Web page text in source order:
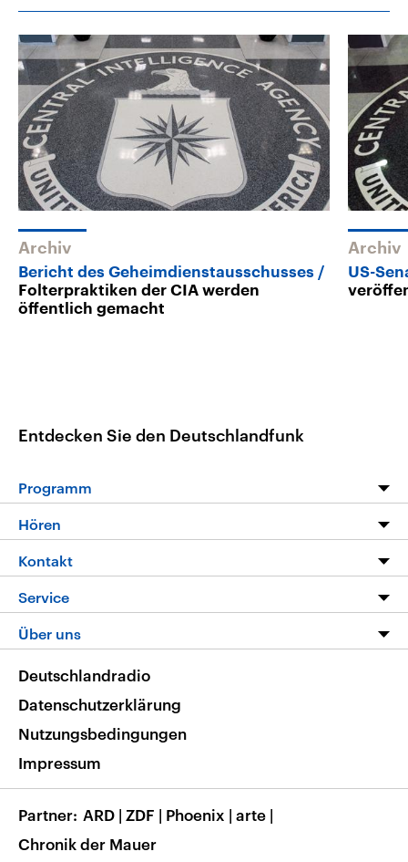
Archiv
Bericht des Geheimdienstausschusses
Folterpraktiken der CIA werden
öffentlich gemacht
Archiv
US-
Entdecken Sie den Deutschlandfunk
Programm
Programm
Die Nachrichten
Nachrichtenleicht
Neue Beiträge auf dlf.de
Hören
Livestream
Podcasts
Deutschlandfunk App
Nachrichten App
Frequenzen
Kontakt
Hörerservice
Service
FAQ
Veranstaltungen
Musikliste
RSS
Über uns
Barrierefreiheit
Deutschlandradio
Datenschutzerklärung
Nutzungsbedingungen
Impressum
Partner ARD | ZDF | Phoenix | arte |
Chronik der Mauer